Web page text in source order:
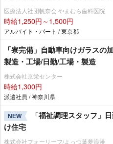
医療法人社団帆奈会 やまむら歯科医院
時給1,250円～1,500円
アルバイト・パート / 東京都
「寮完備」自動車向けガラスの
製造・工場/日勤/工場・製造
株式会社京栄センター
時給1,300円
派遣社員 / 神奈川県
NEW
「福祉調理スタッフ」
け住宅
株式会社フォーリーフ/よっつ葉夢浪漫